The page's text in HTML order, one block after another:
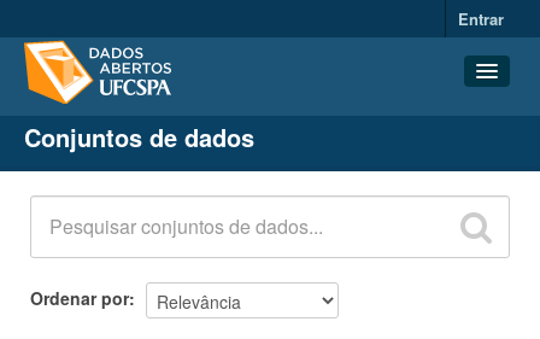
Entrar
Conjuntos de dados
Organizações
Grupos
Sobre
Conjuntos de dados
Ordenar por